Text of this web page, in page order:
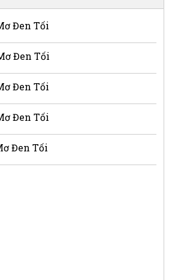
Đen Tối
Đen Tối
Đen Tối
Đen Tối
Đen Tối